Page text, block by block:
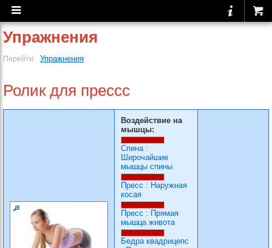
Упражнения
Перейти: Упражнения
Ролик для прессс
Воздействие на
мышцы:
Спина:
Широчайшие
мышцы спины
Пресс : Наружная
косая
Пресс : Прямая
мышца живота
Бедра квадрицепс